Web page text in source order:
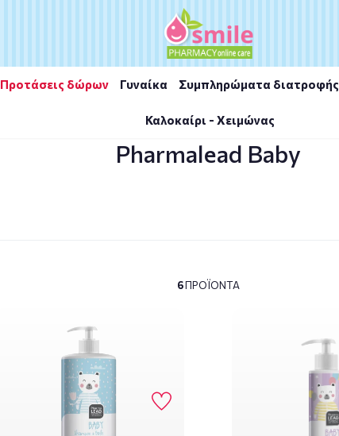
Προτάσεις δώρων Γυναίκα Συμπληρώματα διατροφής
Καλοκαίρι - Χειμώνας
Pharmalead Baby
6ΠΡΟΪΌΝΤΑ